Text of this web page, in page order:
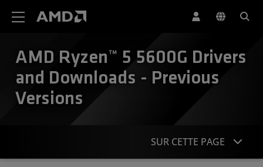
AMD Ryzen™ 5 5600G Drivers
and Downloads - Previous
Versions
SUR CETTE PAGE